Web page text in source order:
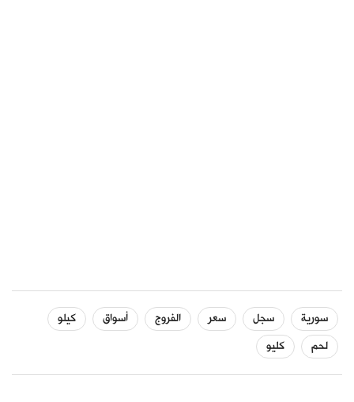
سورية سجل سعر الفروج أسواق
كيلو
لحم
كليو